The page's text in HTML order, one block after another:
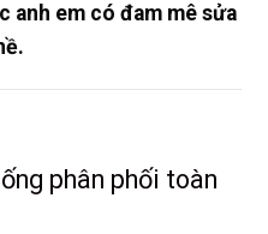
anh em có đam mê sửa
phân phối toàn